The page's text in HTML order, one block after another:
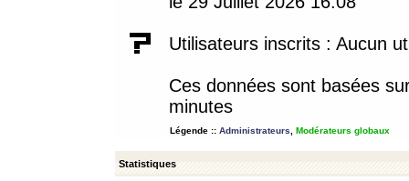
Utilisateurs inscrits : Aucun
Ces données sont basées
minutes
Légende :: Administrateurs Modérateurs globaux
Statistiques